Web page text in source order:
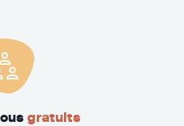
gratuits